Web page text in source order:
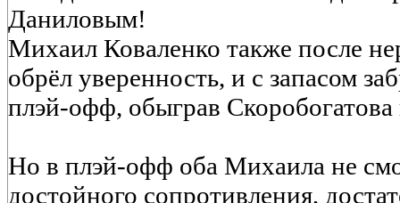
Даниловым!
Михаил Коваленко также после
обрёл уверенность, и с запасом
плэй-офф, обыграв Скоробогатова
Но в плэй-офф оба Михаила не
достойного сопротивления,